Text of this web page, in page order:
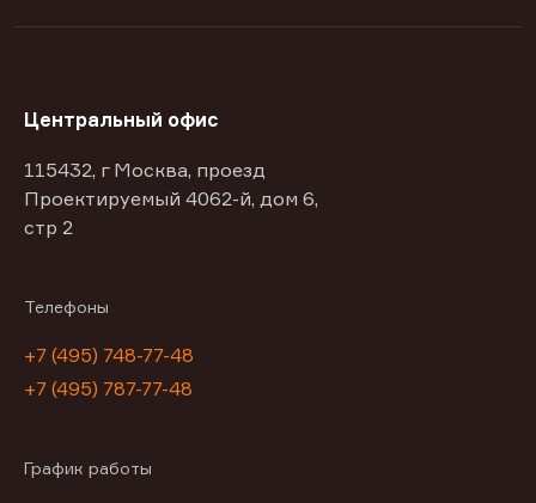
Центральный офис
115432, г Москва, проезд
Проектируемый 4062-й, дом 6,
стр 2
Телефоны
+7 (495) 748-77-48
+7 (495) 787-77-48
График работы